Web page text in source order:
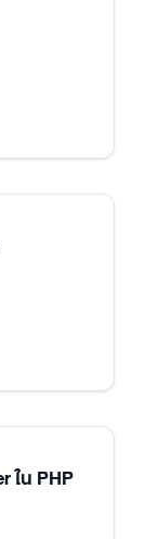
ใน PHP